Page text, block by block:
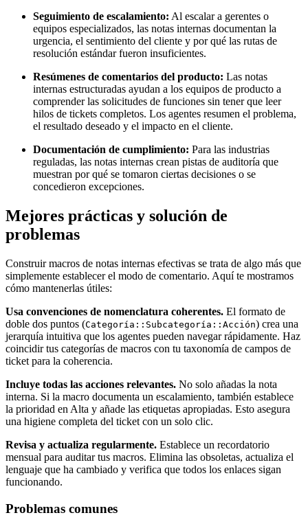
Seguimiento de escalamiento: Al escalar a gerentes o
equipos especializados, las notas internas documentan la
urgencia, el sentimiento del cliente y por qué las rutas de
resolución estándar fueron insuficientes.
Resúmenes de comentarios del producto: Las notas
internas estructuradas ayudan a los equipos de producto a
comprender las solicitudes de funciones sin tener que leer
hilos de tickets completos. Los agentes resumen el problema,
el resultado deseado y el impacto en el cliente.
Documentación de cumplimiento: Para las industrias
reguladas, las notas internas crean pistas de auditoría que
muestran por qué se tomaron ciertas decisiones o se
concedieron excepciones.
Mejores prácticas y solución de
problemas
Construir macros de notas internas efectivas se trata de algo más que
simplemente establecer el modo de comentario. Aquí te mostramos
cómo mantenerlas útiles:
Usa convenciones de nomenclatura coherentes. El formato de
doble dos puntos (Categoría::Subcategoría::Acción) crea una
jerarquía intuitiva que los agentes pueden navegar rápidamente. Haz
coincidir tus categorías de macros con tu taxonomía de campos de
ticket para la coherencia.
Incluye todas las acciones relevantes. No solo añadas la nota
interna. Si la macro documenta un escalamiento, también establece
la prioridad en Alta y añade las etiquetas apropiadas. Esto asegura
una higiene completa del ticket con un solo clic.
Revisa y actualiza regularmente. Establece un recordatorio
mensual para auditar tus macros. Elimina las obsoletas, actualiza el
lenguaje que ha cambiado y verifica que todos los enlaces sigan
funcionando.
Problemas comunes